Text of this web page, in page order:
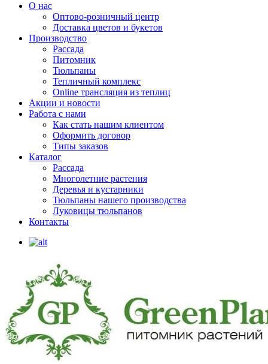
О нас
Оптово-розничный центр
Доставка цветов и букетов
Производство
Рассада
Питомник
Тюльпаны
Тепличный комплекс
Online трансляция из теплиц
Акции и новости
Работа с нами
Как стать нашим клиентом
Оформить договор
Типы заказов
Каталог
Рассада
Многолетние растения
Деревья и кустарники
Тюльпаны нашего производства
Луковицы тюльпанов
Контакты